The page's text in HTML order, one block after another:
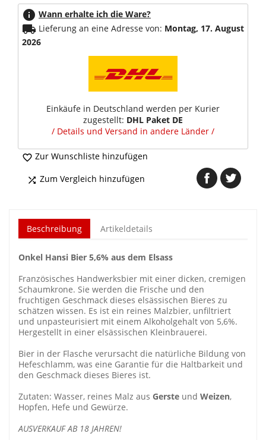
info Wann erhalte ich die Ware?
local_shipping Lieferung an eine Adresse von: Montag, 17. August
2026
Einkäufe in Deutschland werden per Kurier
zugestellt: DHL Paket DE
/ Details und Versand in andere Länder /
 Zur Wunschliste hinzufügen
 Zum Vergleich hinzufügen
Beschreibung Artikeldetails
Onkel Hansi Bier 5,6% aus dem Elsass
Französisches Handwerksbier mit einer dicken, cremigen
Schaumkrone. Sie werden die Frische und den
fruchtigen Geschmack dieses elsässischen Bieres zu
schätzen wissen. Es ist ein reines Malzbier, unfiltriert
und unpasteurisiert mit einem Alkoholgehalt von 5,6%.
Hergestellt in einer elsässischen Kleinbrauerei.
Bier in der Flasche verursacht die natürliche Bildung von
Hefeschlamm, was eine Garantie für die Haltbarkeit und
den Geschmack dieses Bieres ist.
Zutaten: Wasser, reines Malz aus Gerste und Weizen,
Hopfen, Hefe und Gewürze.
AUSVERKAUF AB 18 JAHREN!